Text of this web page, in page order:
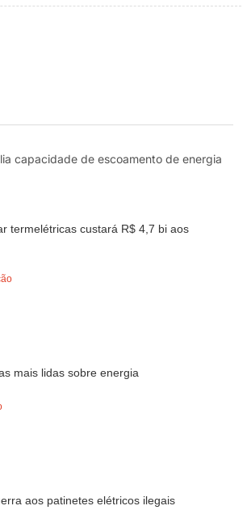
termelétricas custará R$ 4,7 bi aos
mais lidas sobre energia
aos patinetes elétricos ilegais